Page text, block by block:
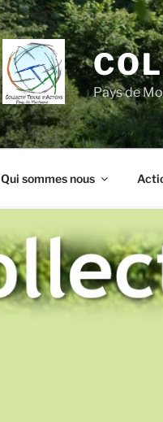
Pays de
Qui sommes nous